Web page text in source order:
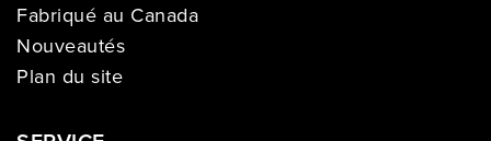
Fabriqué au Canada
Nouveautés
Plan du site